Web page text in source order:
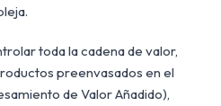
toda la cadena de valor,
preenvasados en el
de Valor Añadido),